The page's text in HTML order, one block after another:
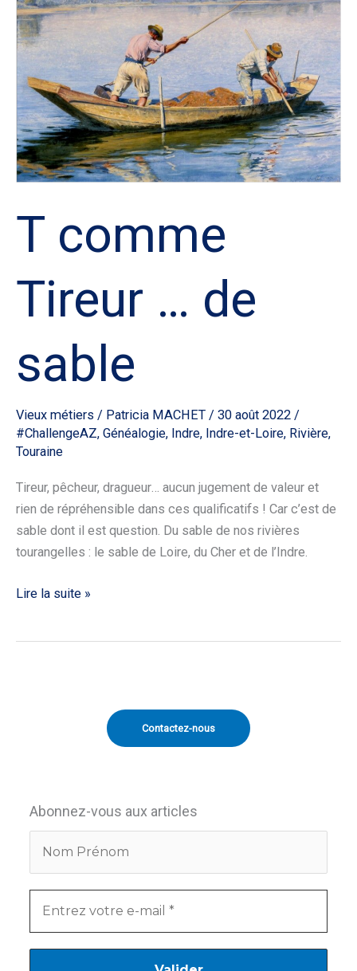
T comme
Tireur … de
sable
Vieux métiers / Patricia MACHET / 30 août 2022 /
#ChallengeAZ, Généalogie, Indre, Indre-et-Loire, Rivière,
Touraine
Tireur, pêcheur, dragueur… aucun jugement de valeur et
rien de répréhensible dans ces qualificatifs ! Car c’est de
sable dont il est question. Du sable de nos rivières
tourangelles : le sable de Loire, du Cher et de l’Indre.
Tireur
…
sable
Lire la suite »
Contactez-nous
Abonnez-vous aux articles